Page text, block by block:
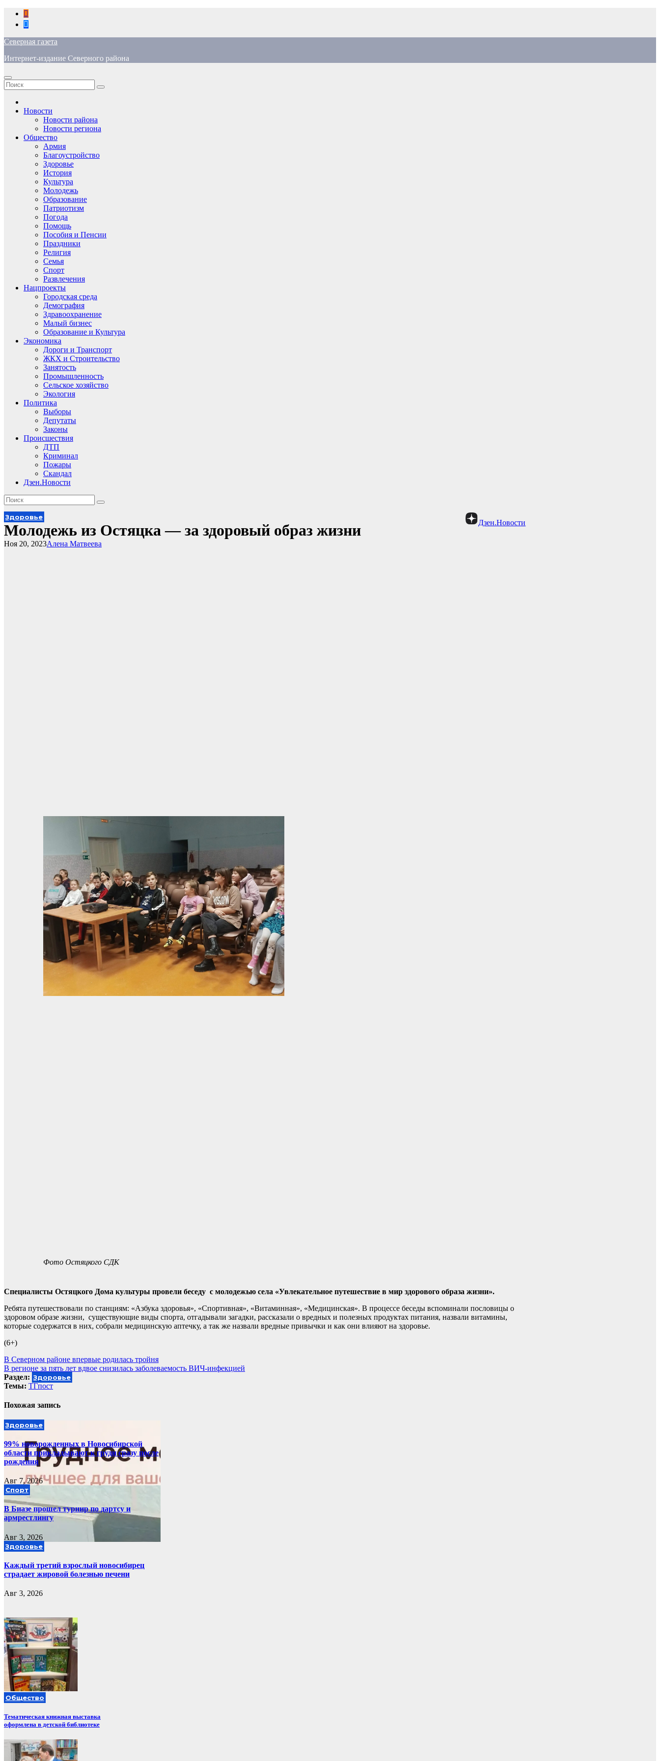
Перейти
содержимому
Северная газета
Интернет-издание Северного района
Новости
Новости района
Новости региона
Общество
Армия
Благоустройство
Здоровье
История
Культура
Молодежь
Образование
Патриотизм
Погода
Помощь
Пособия и Пенсии
Праздники
Религия
Семья
Спорт
Развлечения
Нацпроекты
Городская среда
Демография
Здравоохранение
Малый бизнес
Образование и Культура
Экономика
Дороги и Транспорт
ЖКХ и Строительство
Занятость
Промышленность
Сельское хозяйство
Экология
Политика
Выборы
Депутаты
Законы
Происшествия
ДТП
Криминал
Пожары
Скандал
Дзен.Новости
Дзен.Новости
Здоровье
Молодежь из Остяцка — за здоровый образ жизни
Алена Матвеева
Ноя 20, 2023
Фото Остяцкого СДК
Специалисты Остяцкого Дома культуры провели беседу с молодежью села «Увлекательное путешествие в мир здорового образа жизни».
Ребята путешествовали по станциям: «Азбука здоровья», «Спортивная», «Витаминная», «Медицинская». В процессе беседы вспоминали пословицы о
здоровом образе жизни, существующие виды спорта, отгадывали загадки, рассказали о вредных и полезных продуктах питания, назвали витамины,
которые содержатся в них, собрали медицинскую аптечку, а так же назвали вредные привычки и как они влияют на здоровье.
(6+)
Навигация
по
записям
В Северном районе впервые родилась тройня
В регионе за пять лет вдвое снизилась заболеваемость ВИЧ-инфекцией
Раздел: Здоровье
Темы: ТГпост
Похожая запись
Здоровье
99% новорожденных в Новосибирской
области прикладывают к груди сразу после
рождения
Авг 7, 2026
Спорт
В Биазе прошел турнир по дартсу и
армрестлингу
Авг 3, 2026
Здоровье
Каждый третий взрослый новосибирец
страдает жировой болезнью печени
Авг 3, 2026
Общество
Тематическая книжная выставка
оформлена в детской библиотеке